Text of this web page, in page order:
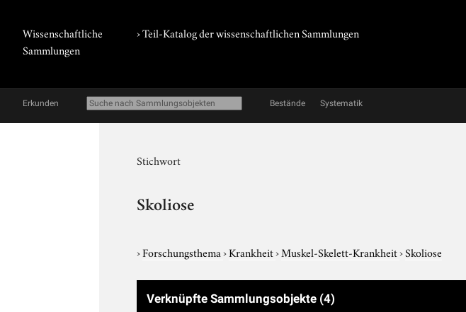
Wissenschaftliche
Sammlungen
› Teil-Katalog der wissenschaftlichen Sammlungen
Erkunden Bestände Systematik
Stichwort
Skoliose
›Forschungsthema›Krankheit›Muskel-Skelett-Krankheit›Skoliose
Verknüpfte Sammlungsobjekte (4)